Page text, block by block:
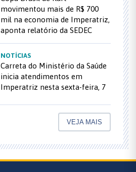
movimentou mais de R$ 700
mil na economia de Imperatriz,
aponta relatório da SEDEC
NOTÍCIAS
Carreta do Ministério da Saúde
inicia atendimentos em
Imperatriz nesta sexta-feira, 7
VEJA MAIS